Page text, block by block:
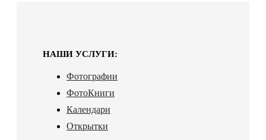
НАШИ УСЛУГИ:
Фотографии
ФотоКниги
Календари
Открытки